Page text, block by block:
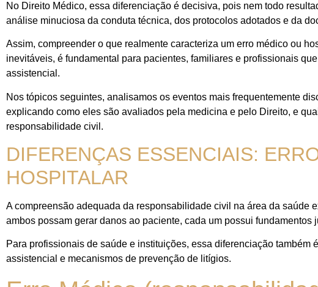
No Direito Médico, essa diferenciação é decisiva, pois nem todo
análise minuciosa da conduta técnica, dos protocolos adotados e da
Assim, compreender o que realmente caracteriza um erro médico ou
inevitáveis, é fundamental para pacientes, familiares e profissionais
assistencial.
Nos tópicos seguintes, analisamos os eventos mais frequentemente
explicando como eles são avaliados pela medicina e pelo Direito, e
responsabilidade civil.
DIFERENÇAS ESSENCIAIS:
HOSPITALAR
A compreensão adequada da responsabilidade civil na área da saúde
ambos possam gerar danos ao paciente, cada um possui
Para profissionais de saúde e instituições, essa diferenciação
assistencial e mecanismos de prevenção de litígios.